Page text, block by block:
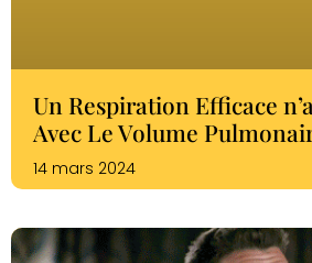
Un Respiration Efficace
Avec Le Volume
14 mars 2024